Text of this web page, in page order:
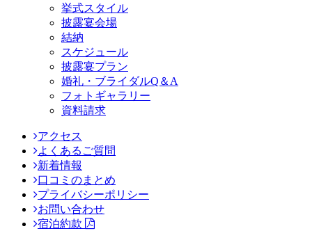
挙式スタイル
披露宴会場
結納
スケジュール
披露宴プラン
婚礼・ブライダルQ＆A
フォトギャラリー
資料請求
アクセス
よくあるご質問
新着情報
口コミのまとめ
プライバシーポリシー
お問い合わせ
宿泊約款